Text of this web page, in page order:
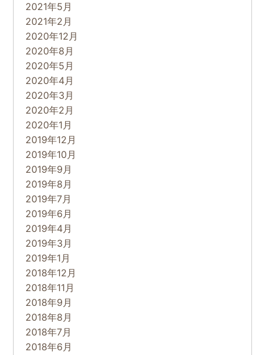
2021年5月
2021年2月
2020年12月
2020年8月
2020年5月
2020年4月
2020年3月
2020年2月
2020年1月
2019年12月
2019年10月
2019年9月
2019年8月
2019年7月
2019年6月
2019年4月
2019年3月
2019年1月
2018年12月
2018年11月
2018年9月
2018年8月
2018年7月
2018年6月